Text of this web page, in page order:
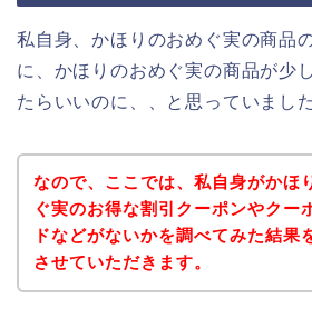
私自身、かほりのおめぐ実の商品
に、かほりのおめぐ実の商品が少
たらいいのに、、と思っていました
なので、ここでは、私自身がかほ
ぐ実のお得な割引クーポンやクー
ドなどがないかを調べてみた結果
させていただきます。